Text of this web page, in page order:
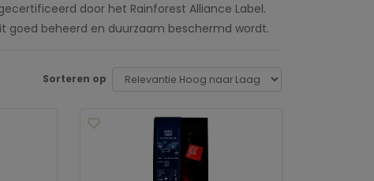
door het Rainforest Alliance Label.
goed beheerd en duurzaam beschermd wordt.
Sorteren op